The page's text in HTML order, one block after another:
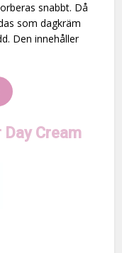
snabbt. Då
som dagkräm
Den innehåller
Day Cream